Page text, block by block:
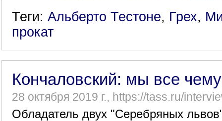
Теги: Альберто Тестоне, Грех,
прокат
Кончаловский: мы все
28 октября 2019 г., https://tass.ru/
Обладатель двух "Серебряных